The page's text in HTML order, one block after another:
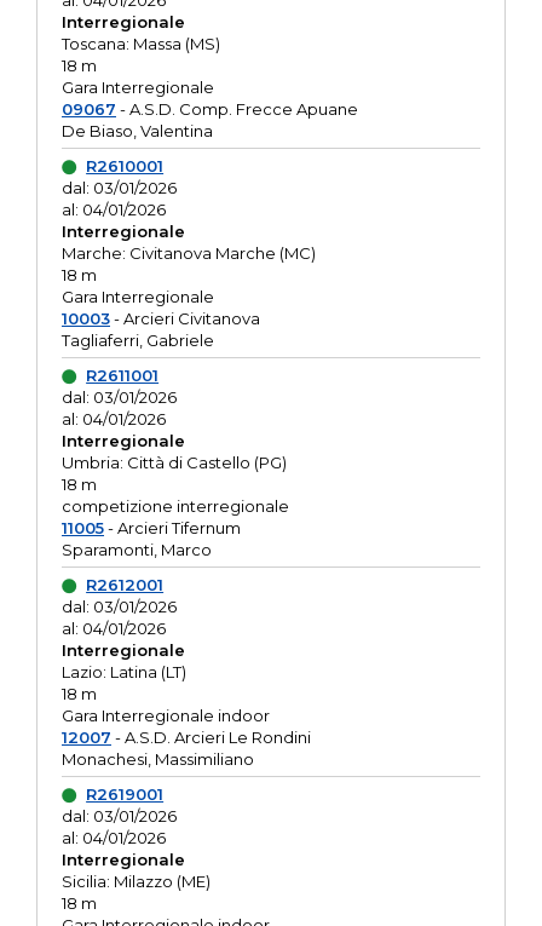
Interregionale
Toscana: Massa (MS)
18 m
Gara Interregionale
09067 - A.S.D. Comp. Frecce Apuane
De Biaso, Valentina
R2610001
dal: 03/01/2026
al: 04/01/2026
Interregionale
Marche: Civitanova Marche (MC)
18 m
Gara Interregionale
10003- Arcieri Civitanova
Tagliaferri, Gabriele
R2611001
dal: 03/01/2026
al: 04/01/2026
Interregionale
Umbria: Città di Castello (PG)
18 m
competizione interregionale
11005- Arcieri Tifernum
Sparamonti, Marco
R2612001
dal: 03/01/2026
al: 04/01/2026
Interregionale
Lazio: Latina (LT)
18 m
Gara Interregionale indoor
12007 - A.S.D. Arcieri Le Rondini
Monachesi, Massimiliano
R2619001
dal: 03/01/2026
al: 04/01/2026
Interregionale
Sicilia: Milazzo (ME)
18 m